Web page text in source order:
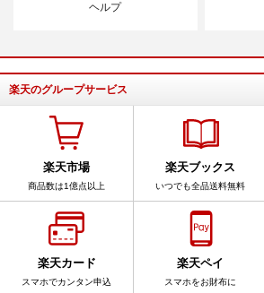
ヘルプ
楽天のグループサービス
楽天市場
商品数は1億点以上
楽天ブックス
いつでも全品送料無料
楽天カード
スマホでカンタン申込
楽天ペイ
スマホをお財布に